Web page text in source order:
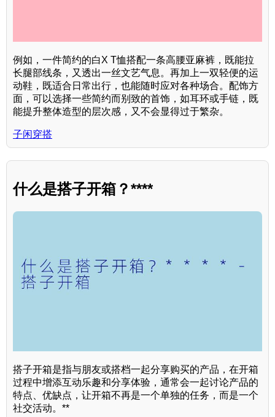
例如，一件简约的白X T恤搭配一条高腰亚麻裤，既能拉
长腿部线条，又透出一丝文艺气息。再加上一双轻便的运
动鞋，既适合日常出行，也能随时应对各种场合。配饰方
面，可以选择一些简约而别致的首饰，如耳环或手链，既
能提升整体造型的层次感，又不会显得过于繁杂。
子闲穿搭
什么是搭子开箱？****
搭子开箱是指与朋友或搭档一起分享购买的产品，在开箱
过程中增添互动乐趣和分享体验，通常会一起讨论产品的
特点、优缺点，让开箱不再是一个单独的任务，而是一个
社交活动。**